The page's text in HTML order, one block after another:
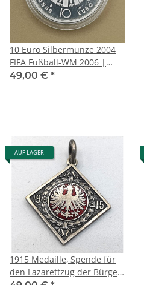
10 Euro Silbermünze 2004
FIFA Fußball-WM 2006 |
Polierte Platte (PP) | Berlin A
49,00 € *
AUF LAGER
1915 Medaille, Spende für
den Lazarettzug der Bürger